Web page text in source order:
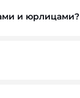
и юрлицами?